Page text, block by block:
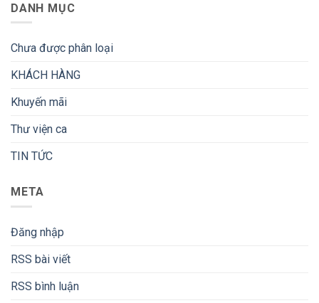
DANH MỤC
Chưa được phân loại
KHÁCH HÀNG
Khuyến mãi
Thư viện ca
TIN TỨC
META
Đăng nhập
RSS bài viết
RSS bình luận